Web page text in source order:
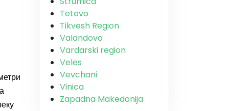
Tetovo
Tikvesh Region
Valandovo
Vardarski region
Veles
Vevchani
Vinica
Zapadna Makedonija